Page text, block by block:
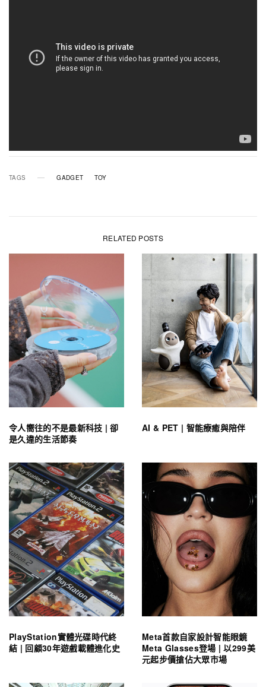
TAGS GADGET TOY
RELATED POSTS
令人嚮往的不是最新科技 | 卻
是久違的生活節奏
AI & PET | 智能療癒與陪伴
PlayStation實體光碟時代終
結 | 回顧30年遊戲載體進化史
Meta首款自家設計智能眼鏡
Meta Glasses登場 | 以299美
元起步價搶佔大眾市場